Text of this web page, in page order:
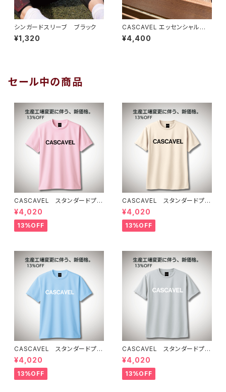
シンガードスリーブ ブラック
¥1,320
CASCAVEL エッセンシャルロ
ーキャップ２ ブラック
¥4,400
セール中の商品
CASCAVEL スタンダードプラ
クティスシャツ ライトピンクブ
ラック
¥4,020
13%OFF
CASCAVEL スタンダードプラ
クティスシャツ ライトベージュ
¥4,020
13%OFF
CASCAVEL スタンダードプラ
クティスシャツ ライトブルー
¥4,020
13%OFF
CASCAVEL スタンダードプラ
クティスシャツ シルバーグレー
¥4,020
13%OFF